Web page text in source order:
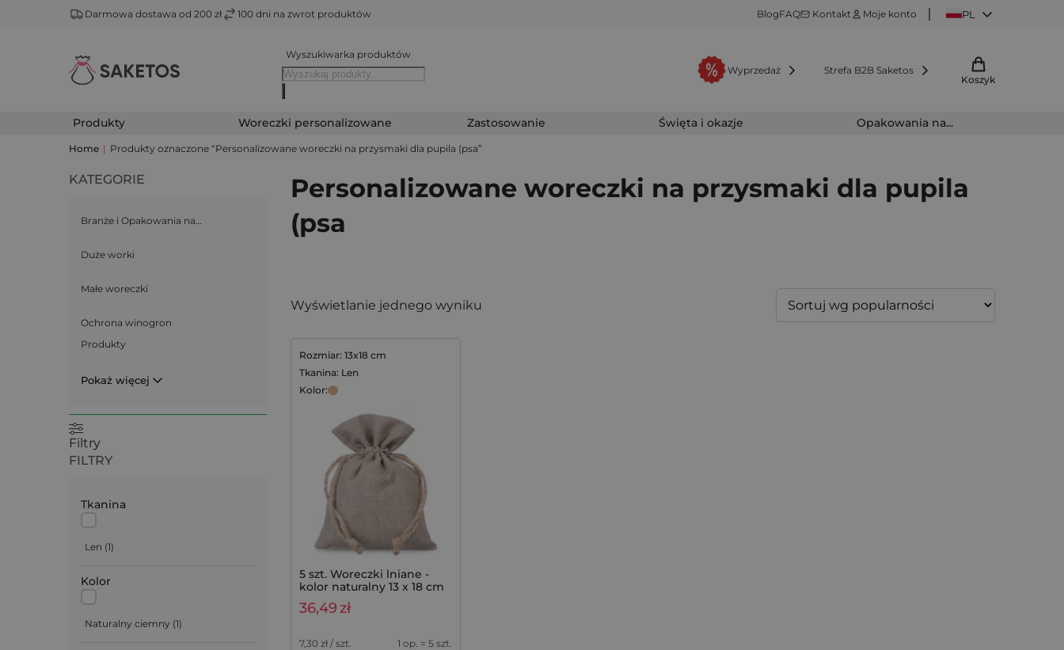
Darmowa dostawa od 200 zł 100 dni na zwrot produktów BlogFAQ Kontakt Moje konto PL
Wyszukiwarka produktów
Wyprzedaż
Strefa B2B Saketos
Koszyk
Produkty Woreczki personalizowane Zastosowanie Święta i okazje Opakowania na...
Home | Produkty oznaczone “Personalizowane woreczki na przysmaki dla pupila (psa”
Personalizowane woreczki na przysmaki dla pupila
(psa
Wyświetlanie jednego wyniku
Rozmiar: 13x18 cm
Tkanina: Len
Kolor:
5 szt. Woreczki lniane -
kolor naturalny 13 x 18 cm
36,49zł
7,30 zł / szt. 1 op. = 5 szt.
KATEGORIE
Branże i Opakowania na…
Duże worki
Małe woreczki
Ochrona winogron
Produkty
Pokaż więcej
Filtry
FILTRY
Tkanina
Len (1)
Kolor
Naturalny ciemny (1)